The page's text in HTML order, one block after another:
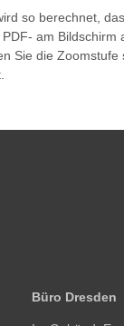
so berechnet,
am Bildschirm
Sie die Zoomstufe
Büro Dresden